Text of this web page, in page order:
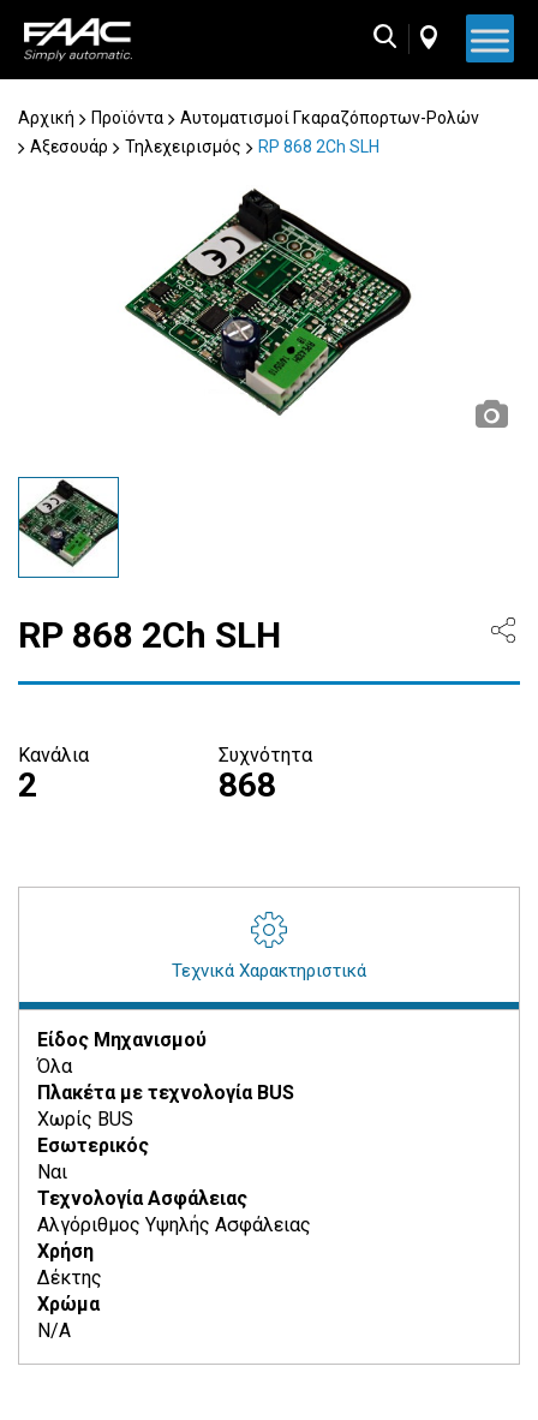
content
Αρχική Προϊόντα
Αυτοματισμοί Γκαραζόπορτων-Ρολών
Αξεσουάρ
Τηλεχειρισμός RP 868 2Ch SLH
RP 868 2Ch SLH
Κανάλια
2
Συχνότητα
868
Τεχνικά Χαρακτηριστικά
Είδος Μηχανισμού
Όλα
Πλακέτα με τεχνολογία BUS
Χωρίς BUS
Εσωτερικός
Ναι
Τεχνολογία Ασφάλειας
Αλγόριθμος Υψηλής Ασφάλειας
Χρήση
Δέκτης
Χρώμα
Ν/Α